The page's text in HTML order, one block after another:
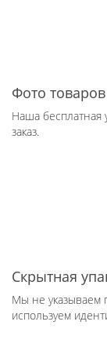
Фото
Наша бесплатная
заказ.
Скрытная
Мы не указываем
используем